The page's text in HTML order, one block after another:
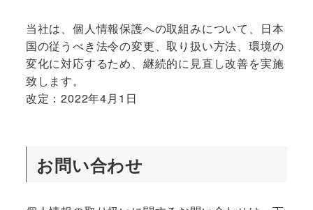
当社は、個人情報保護への取組みについて、日本
国の従うべき法令の変更、取り扱い方法、環境の
変化に対応するため、継続的に見直し改善を実施
致します。
改定：2022年4月1日
お問い合わせ